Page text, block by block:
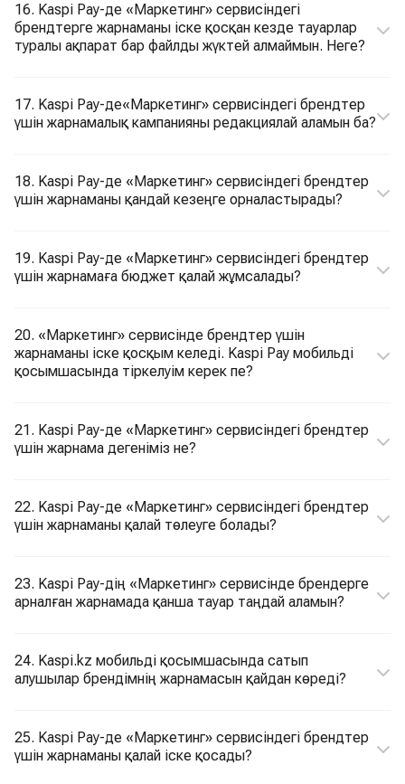
16. Kaspi Pay-де «Маркетинг» сервисіндегі
брендтерге жарнаманы іске қосқан кезде тауарлар
туралы ақпарат бар файлды жүктей алмаймын. Неге?
17. Kaspi Pay-де«Маркетинг» сервисіндегі брендтер
үшін жарнамалық кампанияны редакциялай аламын ба?
18. Kaspi Pay-де «Маркетинг» сервисіндегі брендтер
үшін жарнаманы қандай кезеңге орналастырады?
19. Kaspi Pay-де «Маркетинг» сервисіндегі брендтер
үшін жарнамаға бюджет қалай жұмсалады?
20. «Маркетинг» сервисінде брендтер үшін
жарнаманы іске қосқым келеді. Kaspi Pay мобильді
қосымшасында тіркелуім керек пе?
21. Kaspi Pay-де «Маркетинг» сервисіндегі брендтер
үшін жарнама дегеніміз не?
22. Kaspi Pay-де «Маркетинг» сервисіндегі брендтер
үшін жарнаманы қалай төлеуге болады?
23. Kaspi Pay-дің «Маркетинг» сервисінде брендерге
арналған жарнамада қанша тауар таңдай аламын?
24. Kaspi.kz мобильді қосымшасында сатып
алушылар брендімнің жарнамасын қайдан көреді?
25. Kaspi Pay-де «Маркетинг» сервисіндегі брендтер
үшін жарнаманы қалай іске қосады?